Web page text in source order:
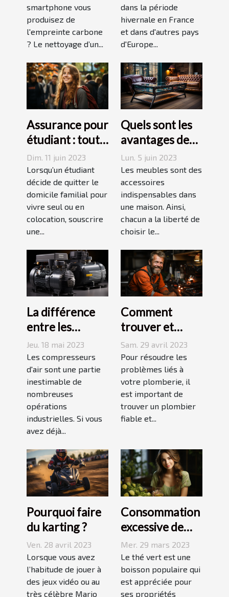
carbone avec
un forfait
mobile
smartphone vous
produisez de
l'empreinte carbone
? Le nettoyage d’un...
dans la période
hivernale en France
et dans d'autres pays
d'Europe...
Assurance pour
étudiant : tout
ce qu’il faut
savoir avant de
choisir
Dim. 11 juin 2023
Lorsqu’un étudiant
décide de quitter le
domicile familial pour
vivre seul ou en
colocation, souscrire
une...
Quels sont les
avantages des
tables basses
industrielles ?
Lun. 5 juin 2023
Les meubles sont des
accessoires
indispensables dans
une maison. Ainsi,
chacun a la liberté de
choisir le...
La différence
entre les
compresseurs à
piston et à vis
Jeu. 18 mai 2023
Les compresseurs
d'air sont une partie
inestimable de
nombreuses
opérations
industrielles. Si vous
avez déjà...
Comment
trouver et
choisir un bon
plombier à Evry
?
Sam. 29 avril 2023
Pour résoudre les
problèmes liés à
votre plomberie, il
est important de
trouver un plombier
fiable et...
Pourquoi faire
du karting ?
Ven. 28 avril 2023
Lorsque vous avez
l’habitude de jouer à
des jeux vidéo ou au
très célèbre Mario
Consommation
excessive de
thé vert : quels
sont les
dangers pour la
peau ?
Mer. 29 mars 2023
Le thé vert est une
boisson populaire qui
est appréciée pour
ses propriétés